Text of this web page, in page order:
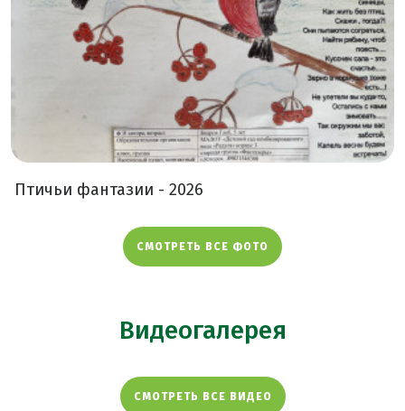
Птичьи фантазии - 2026
СМОТРЕТЬ ВСЕ ФОТО
Видеогалерея
СМОТРЕТЬ ВСЕ ВИДЕО